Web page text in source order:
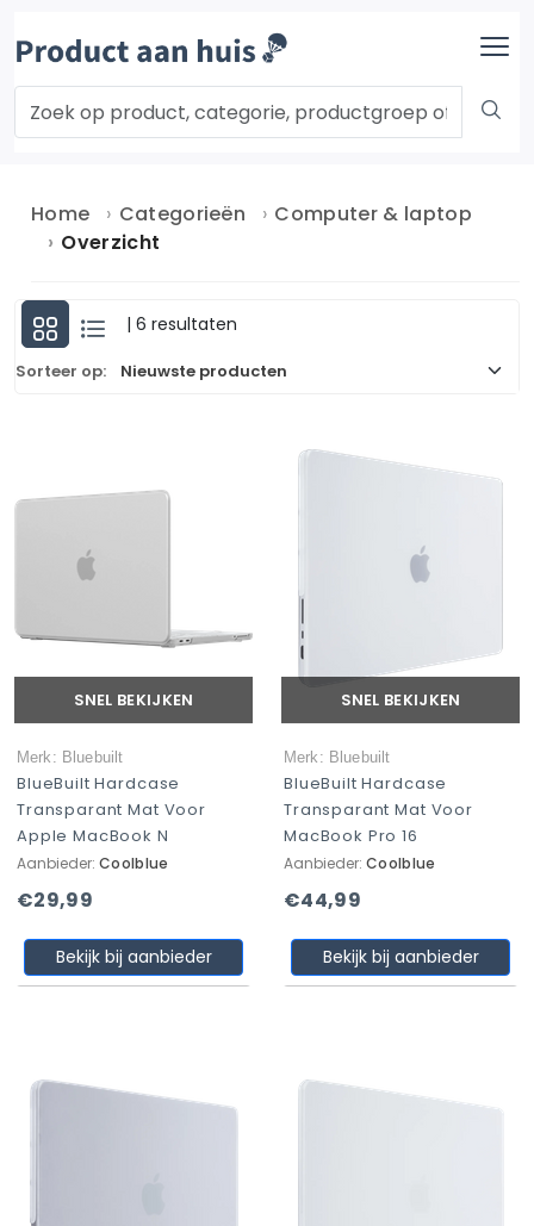
Home Categorieën
Computer & laptop
Overzicht
| 6 resultaten
Sorteer op:
SNEL BEKIJKEN
Merk: Bluebuilt
BlueBuilt Hardcase
Transparant Mat Voor
Apple MacBook N
Aanbieder: Coolblue
€29,99
Bekijk bij aanbieder
SNEL BEKIJKEN
Merk: Bluebuilt
BlueBuilt Hardcase
Transparant Mat Voor
MacBook Pro 16
Aanbieder: Coolblue
€44,99
Bekijk bij aanbieder